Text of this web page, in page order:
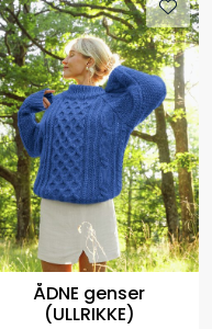
ÅDNE genser
(ULLRIKKE)